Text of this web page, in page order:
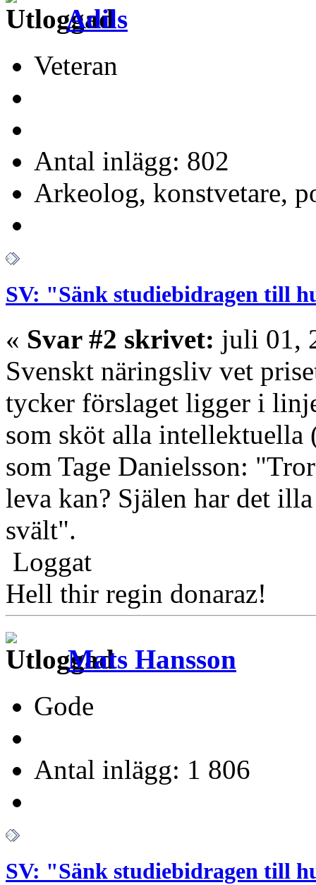
Adils
Veteran
Antal inlägg: 802
Arkeolog, konstvetare,
SV: "Sänk studiebidragen till
« Svar #2 skrivet: juli 01,
Svenskt näringsliv vet
tycker förslaget ligger i
som sköt alla intellektuella
som Tage Danielsson:
leva kan? Själen har det
svält".
Loggat
Hell thir regin donaraz!
Mats Hansson
Gode
Antal inlägg: 1 806
SV: "Sänk studiebidragen till